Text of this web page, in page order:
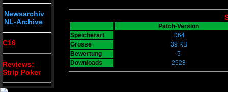
Newsarchiv
NL-Archive
C16
Reviews:
Strip Poker
Patch-Version
Speicherart
D64
Grösse
39 KB
Bewertung
5
Downloads
2528